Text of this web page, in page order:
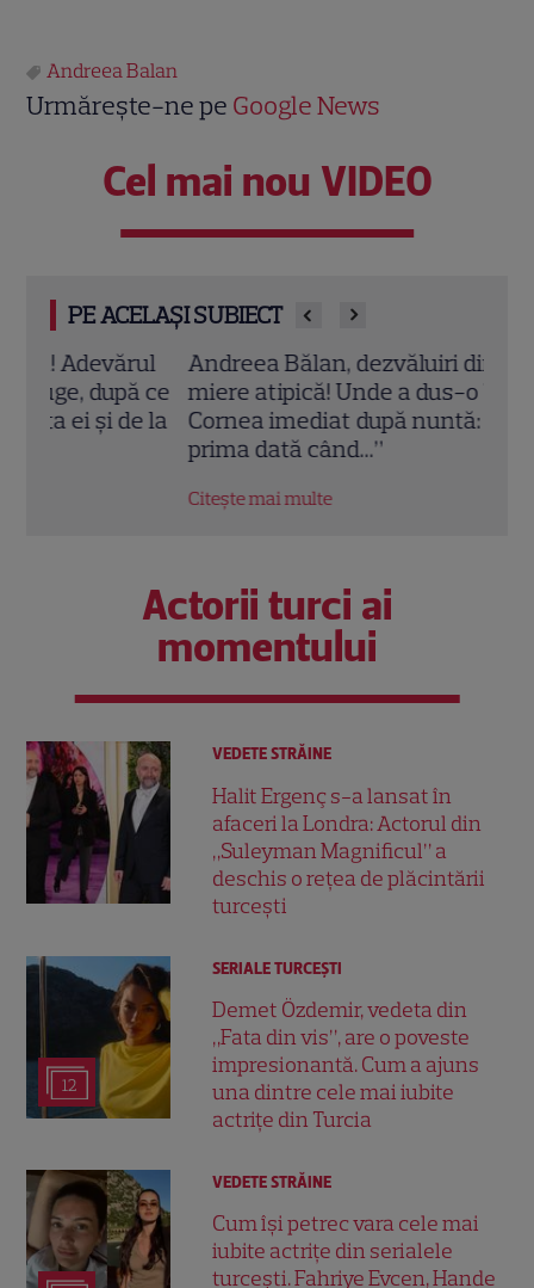
Andreea Balan
Urmărește-ne pe Google News
Cel mai nou VIDEO
PE ACELAȘI SUBIECT
Andreea Bălan, dezvăluiri din luna de
miere atipică! Unde a dus-o Victor
Cornea imediat după nuntă: „Este pentru
prima dată când...”
Citește mai multe
Actorii turci ai
momentului
VEDETE STRĂINE
Halit Ergenç s-a lansat în
afaceri la Londra: Actorul din
„Suleyman Magnificul” a
deschis o rețea de plăcintării
turcești
12
SERIALE TURCEŞTI
Demet Özdemir, vedeta din
„Fata din vis”, are o poveste
impresionantă. Cum a ajuns
una dintre cele mai iubite
actrițe din Turcia
VEDETE STRĂINE
Cum își petrec vara cele mai
iubite actrițe din serialele
turcești. Fahriye Evcen, Hande